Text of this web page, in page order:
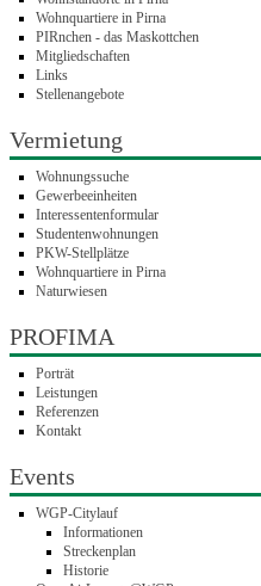
Wohnquartiere in Pirna
PIRnchen - das Maskottchen
Mitgliedschaften
Links
Stellenangebote
Vermietung
Wohnungssuche
Gewerbeeinheiten
Interessentenformular
Studentenwohnungen
PKW-Stellplätze
Wohnquartiere in Pirna
Naturwiesen
PROFIMA
Porträt
Leistungen
Referenzen
Kontakt
Events
WGP-Citylauf
Informationen
Streckenplan
Historie